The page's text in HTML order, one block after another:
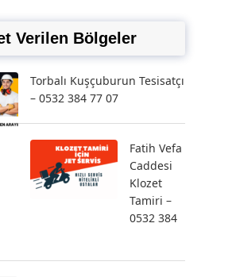
Verilen Bölgeler
Torbalı Kuşçuburun Tesisatçı
– 0532 384 77 07
Fatih Vefa
Caddesi
Klozet
Tamiri –
0532 384